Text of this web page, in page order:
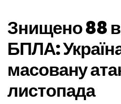
Знищено 88
БПЛА:
масовану
листопада